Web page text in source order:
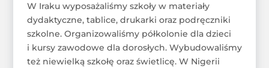
W Iraku wyposażaliśmy szkoły w materiały
dydaktyczne, tablice, drukarki oraz podręczniki
szkolne. Organizowaliśmy półkolonie dla dzieci
i kursy zawodowe dla dorosłych. Wybudowaliśmy
też niewielką szkołę oraz świetlicę. W Nigerii